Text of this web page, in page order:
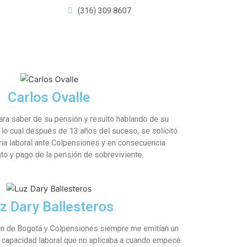
(316) 309 8607
Carlos Ovalle
saber de su pensión y resulto hablando de su
cual después de 13 años del suceso, se solicitó
laboral ante Colpensiones y en consecuencia
y pago de la pensión de sobreviviente.
Dary Ballesteros
de Bogotá y Colpensiones siempre me emitían un
laboral que no aplicaba a cuando empecé